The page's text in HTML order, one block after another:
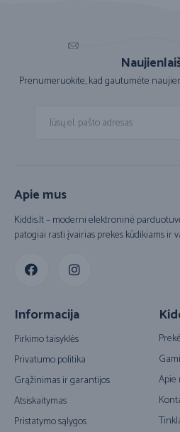
Prenumeruokite, kad gautumėte
Apie mus
Kiddis.lt – moderni elektroninė
patogiai rasti įvairias prekes kūdikiams ir
Informacija
Pirkimo taisyklės
Privatumo politika
Grąžinimas ir garantijos
Atsiskaitymas
Pristatymo sąlygos
Apie